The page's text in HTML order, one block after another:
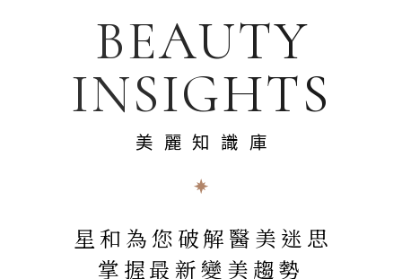
BEAUTY
INSIGHTS
美麗知識庫
星和為您破解醫美迷思
掌握最新變美趨勢